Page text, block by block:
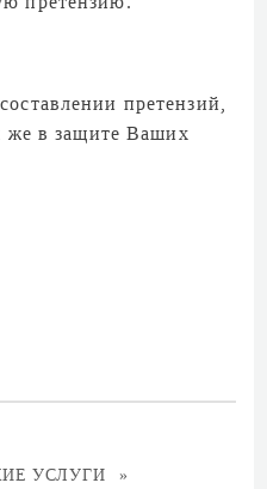
претензий,
же в защите Ваших
УСЛУГИ